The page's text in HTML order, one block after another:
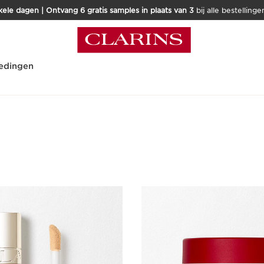
dagen | Ontvang 6 gratis samples in plaats van 3 bij alle